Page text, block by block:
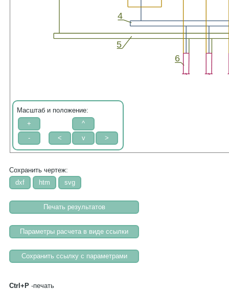
5
4
6
Масштаб и положение:
Сохранить чертеж:
Ctrl+P -печать